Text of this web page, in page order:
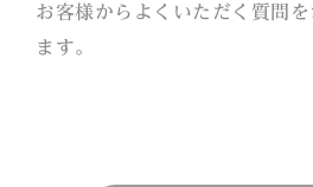
お客様からよくいただく質問
ます。